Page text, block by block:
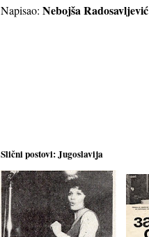
Napisao: Nebojša Radosavljević
Slični postovi:Jugoslavija